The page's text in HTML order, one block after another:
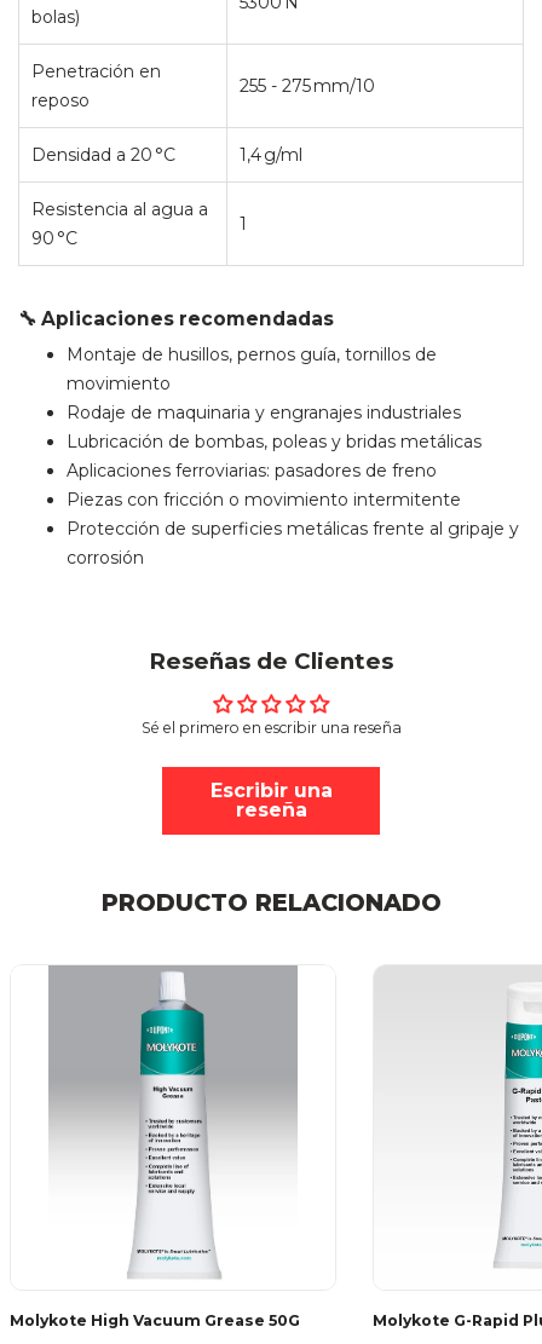
bolas)
Penetración en
reposo
255 - 275 mm/10
Densidad a 20 °C 1,4 g/ml
Resistencia al agua a
90 °C
1
🔧 Aplicaciones recomendadas
Montaje de husillos, pernos guía, tornillos de
movimiento
Rodaje de maquinaria y engranajes industriales
Lubricación de bombas, poleas y bridas metálicas
Aplicaciones ferroviarias: pasadores de freno
Piezas con fricción o movimiento intermitente
Protección de superficies metálicas frente al gripaje y
corrosión
Reseñas de Clientes
Sé el primero en escribir una reseña
Escribir una
reseña
PRODUCTO RELACIONADO
Molykote High Vacuum Grease 50G Molykote G-Rapid